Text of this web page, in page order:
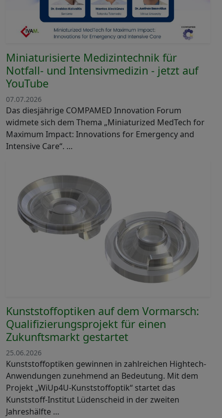
Miniaturisierte Medizintechnik für
Notfall- und Intensivmedizin - jetzt auf
YouTube
07.07.2026
Das diesjährige COMPAMED Innovation Forum
widmete sich dem Thema „Miniaturized MedTech for
Maximum Impact: Innovations for Emergency and
Intensive Care“. …
Kunststoffoptiken auf dem Vormarsch:
Qualifizierungsprojekt für einen
Zukunftsmarkt gestartet
25.06.2026
Kunststoffoptiken gewinnen in zahlreichen Hightech-
Anwendungen zunehmend an Bedeutung. Mit dem
Projekt „WiUp4U-Kunststoffoptik“ startet das
Kunststoff-Institut Lüdenscheid in der zweiten
Jahreshälfte …